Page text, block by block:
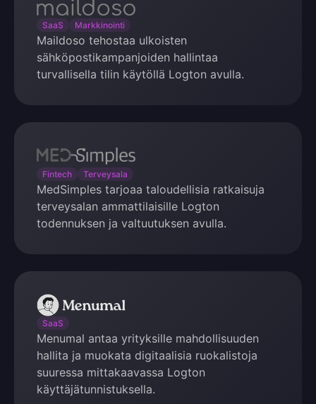
SaaS Markkinointi
maildoso
Maildoso tehostaa ulkoisten
sähköpostikampanjoiden hallintaa
turvallisella tilin käytöllä Logton avulla.
Fintech Terveysala
MedSimples
MedSimples tarjoaa taloudellisia ratkaisuja
terveysalan ammattilaisille Logton
todennuksen ja valtuutuksen avulla.
SaaS
Menumal
Menumal antaa yrityksille mahdollisuuden
hallita ja muokata digitaalisia ruokalistoja
suuressa mittakaavassa Logton
käyttäjätunnistuksella.